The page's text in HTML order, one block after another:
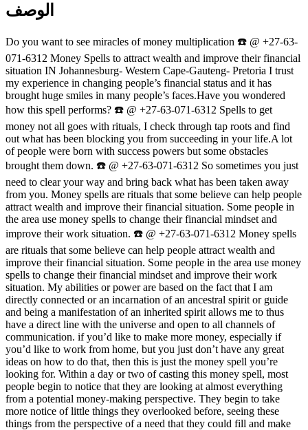
الوصف
Do you want to see miracles of money multiplication ☎️ @ +27-63-
071-6312 Money Spells to attract wealth and improve their financial
situation IN Johannesburg- Western Cape-Gauteng- Pretoria I trust
my experience in changing people’s financial status and it has
brought huge smiles in many people’s faces.Have you wondered
how this spell performs? ☎️ @ +27-63-071-6312 Spells to get
money not all goes with rituals, I check through tap roots and find
out what has been blocking you from succeeding in your life.A lot
of people were born with success powers but some obstacles
brought them down. ☎️ @ +27-63-071-6312 So sometimes you just
need to clear your way and bring back what has been taken away
from you. Money spells are rituals that some believe can help people
attract wealth and improve their financial situation. Some people in
the area use money spells to change their financial mindset and
improve their work situation. ☎️ @ +27-63-071-6312 Money spells
are rituals that some believe can help people attract wealth and
improve their financial situation. Some people in the area use money
spells to change their financial mindset and improve their work
situation. My abilities or power are based on the fact that I am
directly connected or an incarnation of an ancestral spirit or guide
and being a manifestation of an inherited spirit allows me to thus
have a direct line with the universe and open to all channels of
communication. if you’d like to make more money, especially if
you’d like to work from home, but you just don’t have any great
ideas on how to do that, then this is just the money spell you’re
looking for. Within a day or two of casting this money spell, most
people begin to notice that they are looking at almost everything
from a potential money-making perspective. They begin to take
more notice of little things they overlooked before, seeing these
things from the perspective of a need that they could fill and make